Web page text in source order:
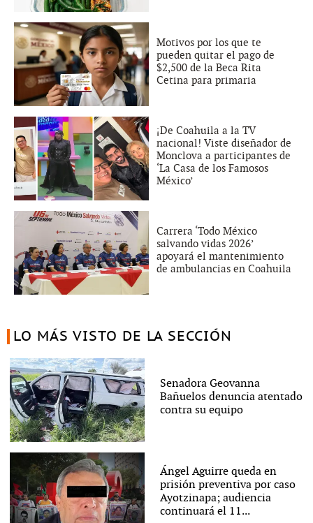
Motivos por los que te
pueden quitar el pago de
$2,500 de la Beca Rita
Cetina para primaria
¡De Coahuila a la TV
nacional! Viste diseñador de
Monclova a participantes de
‘La Casa de los Famosos
México’
Carrera ‘Todo México
salvando vidas 2026’
apoyará el mantenimiento
de ambulancias en Coahuila
LO MÁS VISTO DE LA SECCIÓN
Senadora Geovanna
Bañuelos denuncia atentado
contra su equipo
Ángel Aguirre queda en
prisión preventiva por caso
Ayotzinapa; audiencia
continuará el 11...